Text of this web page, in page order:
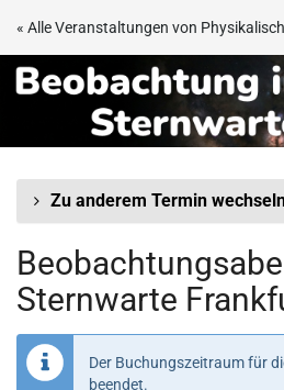
Zum
Inhalt
springen
« Alle Veranstaltungen von
Sternwarte
Frankfurt
Zu anderem Termin
Sternwarte
Der Buchungszeitraum für
beendet.